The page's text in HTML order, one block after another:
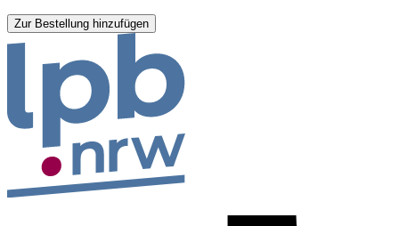
Zur Bestellung hinzufügen